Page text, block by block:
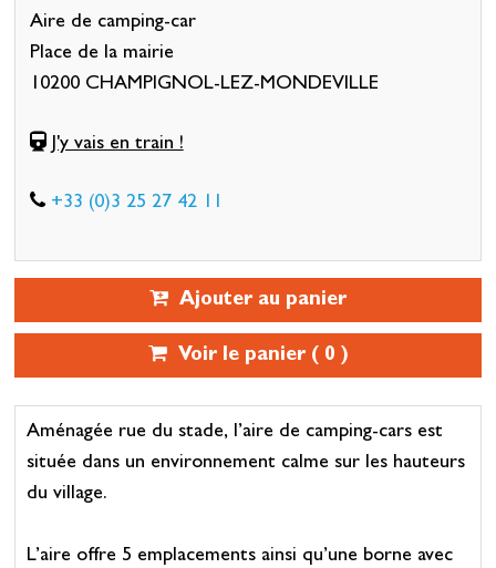
Aire de camping-car
Place de la mairie
10200 CHAMPIGNOL-LEZ-MONDEVILLE
J'y vais en train !
+33 (0)3 25 27 42 11
Ajouter au panier
Voir le panier ( 0 )
Aménagée rue du stade, l’aire de camping-cars est
située dans un environnement calme sur les hauteurs
du village.
L’aire offre 5 emplacements ainsi qu’une borne avec